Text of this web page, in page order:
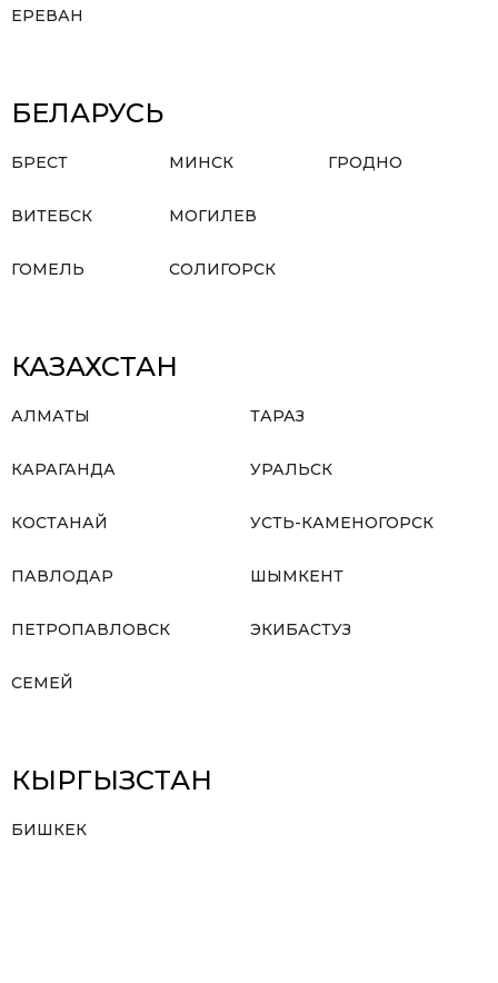
ЕРЕВАН
БЕЛАРУСЬ
БРЕСТ
ВИТЕБСК
ГОМЕЛЬ
МИНСК
МОГИЛЕВ
СОЛИГОРСК
ГРОДНО
КАЗАХСТАН
АЛМАТЫ
КАРАГАНДА
КОСТАНАЙ
ПАВЛОДАР
ПЕТРОПАВЛОВСК
СЕМЕЙ
ТАРАЗ
УРАЛЬСК
УСТЬ-КАМЕНОГОРСК
ШЫМКЕНТ
ЭКИБАСТУЗ
КЫРГЫЗСТАН
БИШКЕК